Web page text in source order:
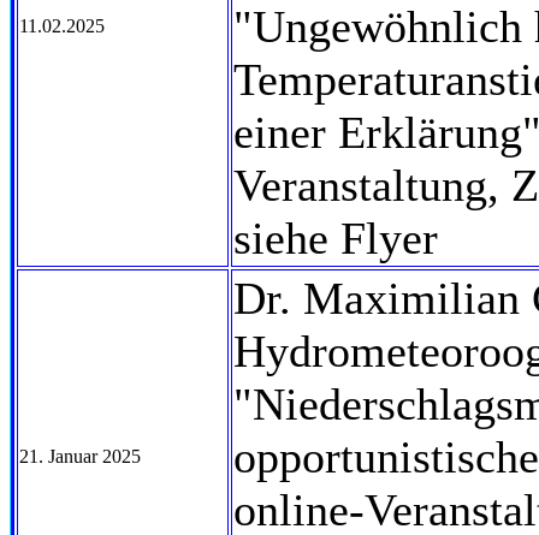
11.02.2025
"Ungewöhnlich
einer
Veranstaltung,
siehe Flyer
21. Januar 2025
Dr. Maximilian
online-